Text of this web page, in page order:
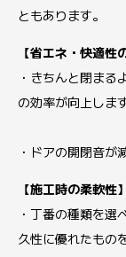
ともあります。
【省エネ・快適性
・きちんと閉まる
の効率が向上しま
・ドアの開閉音が
【施工時の柔軟性】
・丁番の種類を
久性に優れたもの